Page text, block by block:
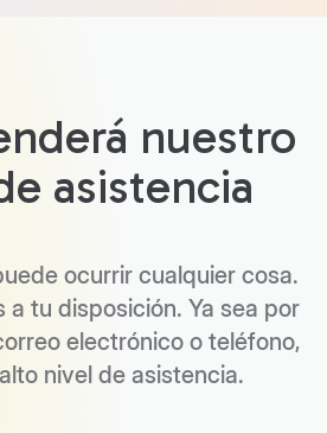
nuestro
asistencia
ocurrir cualquier cosa.
a tu disposición. Ya sea por
electrónico o teléfono,
nivel de asistencia.